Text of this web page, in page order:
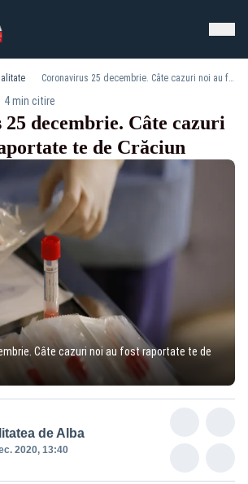
Coronavirus 25 decembrie. Câte cazuri noi au fost raportate te de Crăciun
4 min citire
decembrie. Câte cazuri
te de Crăciun
Câte cazuri noi au fost raportate te de
de Alba
2020, 13:40